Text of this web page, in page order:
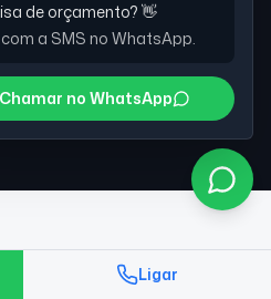
e industriais
para retirada de
pela SMS
de orçamento? 👋
a SMS no WhatsApp.
Chamar no WhatsApp
Ligar